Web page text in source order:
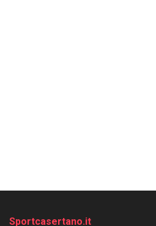
Sportcasertano.it